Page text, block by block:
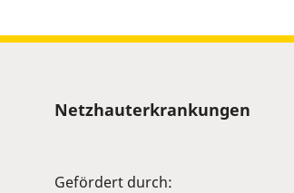
Sitemap
Netzhauterkrankungen
Gefördert durch: